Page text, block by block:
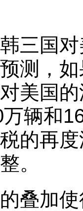
三国
测，
美国
辆和
的再
。
叠加